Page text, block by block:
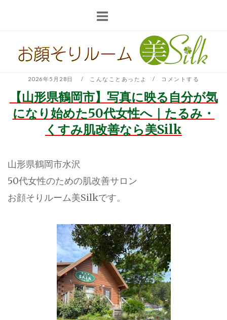
2026年5月28日 こんなことあったよ コメントする
【山形県鶴岡市】写真に映る自分が気
になり始めた50代女性へ｜たるみ・
くすみ肌改善なら美Silk
山形県鶴岡市水沢
50代女性のための肌改善サロン
お顔そりルーム美Silkです。